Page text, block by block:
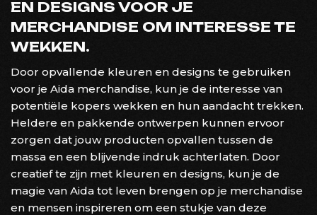
EN DESIGNS VOOR JE
MERCHANDISE OM INTERESSE TE
WEKKEN.
Door opvallende kleuren en designs te gebruiken
voor je Aida merchandise, kun je de interesse van
potentiële kopers wekken en hun aandacht trekken.
Heldere en pakkende ontwerpen kunnen ervoor
zorgen dat jouw producten opvallen tussen de
massa en een blijvende indruk achterlaten. Door
creatief te zijn met kleuren en designs, kun je de
magie van Aida tot leven brengen op je merchandise
en mensen inspireren om een stukje van deze